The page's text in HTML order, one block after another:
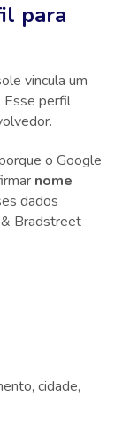
para
vincula um
. Esse perfil
o Google
nome
dados
Bradstreet
cidade,